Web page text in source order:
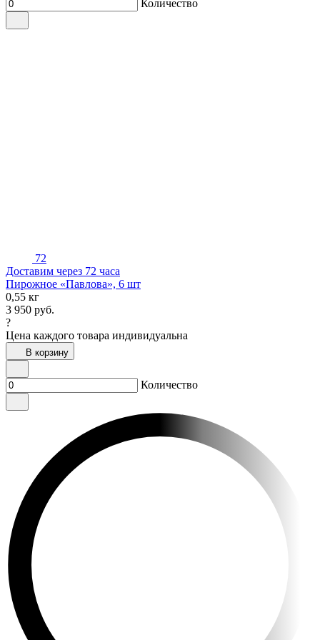
Количество
72
Доставим через 72 часа
Пирожное «Павлова», 6 шт
0,55 кг
3 950 руб.
?
Цена каждого товара индивидуальна
В корзину
Количество